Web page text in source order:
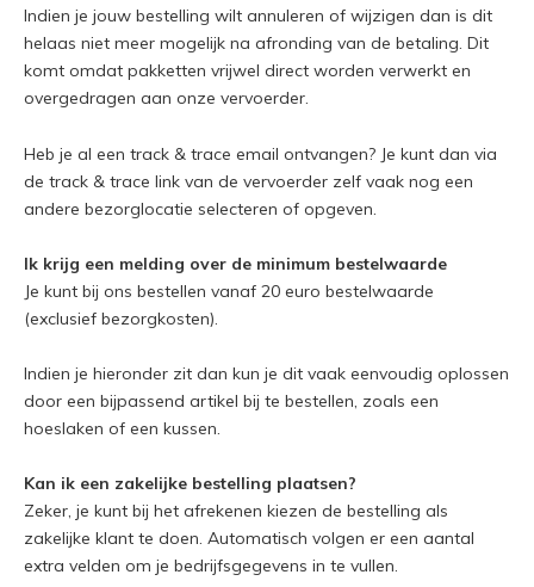
Indien je jouw bestelling wilt annuleren of wijzigen dan is dit
helaas niet meer mogelijk na afronding van de betaling. Dit
komt omdat pakketten vrijwel direct worden verwerkt en
overgedragen aan onze vervoerder.
Heb je al een track & trace email ontvangen? Je kunt dan via
de track & trace link van de vervoerder zelf vaak nog een
andere bezorglocatie selecteren of opgeven.
Ik krijg een melding over de minimum bestelwaarde
Je kunt bij ons bestellen vanaf 20 euro bestelwaarde
(exclusief bezorgkosten).
Indien je hieronder zit dan kun je dit vaak eenvoudig oplossen
door een bijpassend artikel bij te bestellen, zoals een
hoeslaken of een kussen.
Kan ik een zakelijke bestelling plaatsen?
Zeker, je kunt bij het afrekenen kiezen de bestelling als
zakelijke klant te doen. Automatisch volgen er een aantal
extra velden om je bedrijfsgegevens in te vullen.